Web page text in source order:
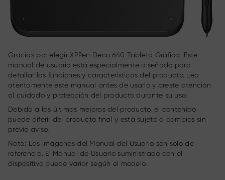
Gracias por elegir XPPen Deco 640 Tableta Gráfica. Este
manual de usuario está especialmente diseñado para
detallar las funciones y características del producto. Lea
atentamente este manual antes de usarlo y preste atención
al cuidado y protección del producto durante su uso.
Debido a las últimas mejoras del producto, el contenido
puede diferir del producto final y está sujeto a cambios sin
previo aviso.
Nota: Las imágenes del Manual del Usuario son solo de
referencia. El Manual de Usuario suministrado con el
dispositivo puede variar según el modelo.